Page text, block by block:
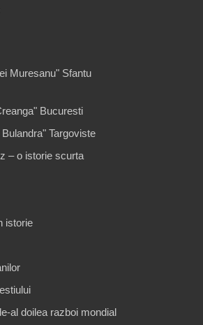
Muresanu" Sfantu
Bucuresti
Bulandra" Targoviste
– o istorie scurta
istorie
al doilea razboi mondial